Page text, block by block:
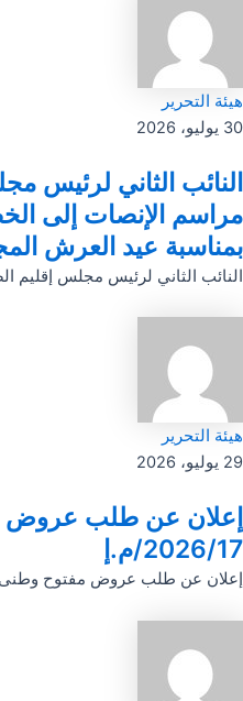
هيئة التحرير
30 يوليو، 2026
النائب الثاني لرئيس
مراسم الإنصات إلى
بمناسبة عيد العرش
النائب الثاني لرئيس مجلس إقليم
هيئة التحرير
29 يوليو، 2026
إعلان عن طلب عروض
2026/17/م.إ
إعلان عن طلب عروض مفتوح وطنى رقم